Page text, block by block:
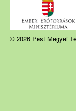
© 2026 Pest Megyei